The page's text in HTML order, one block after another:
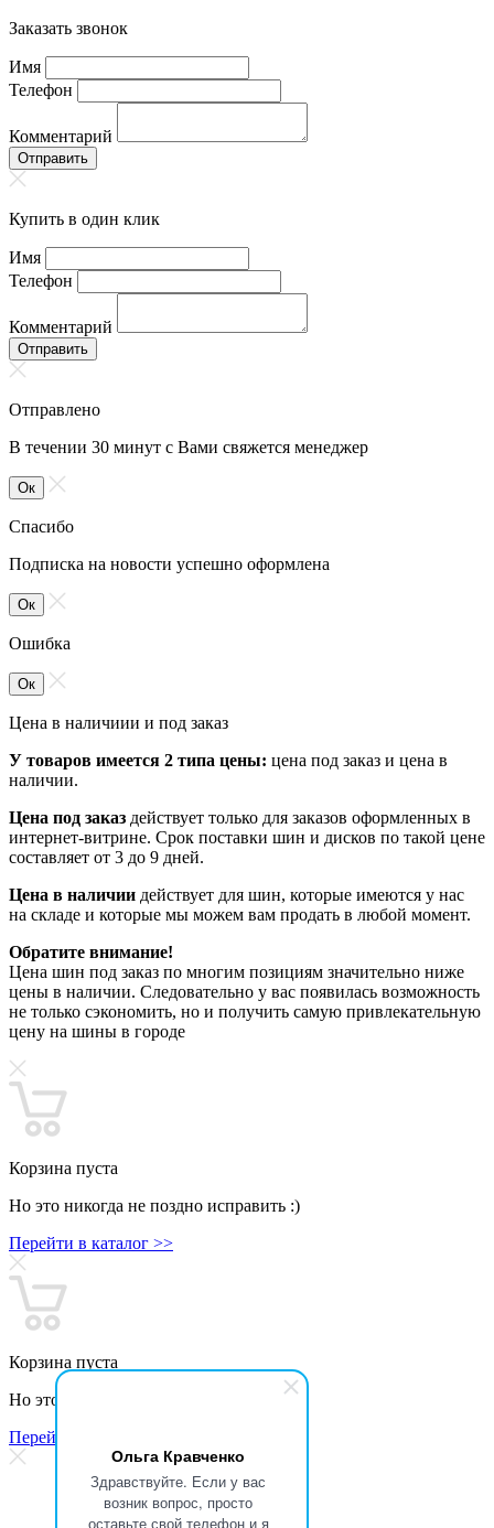
Ольга Кравченко
Здравствуйте. Если у вас
возник вопрос, просто
оставьте свой телефон и я
Заказать звонок
Имя
Телефон
Комментарий
Отправить
Купить в один клик
Имя
Телефон
Комментарий
Отправить
Отправлено
В течении 30 минут с Вами свяжется менеджер
Ок
Спасибо
Подписка на новости успешно оформлена
Ок
Ошибка
Ок
Цена в наличиии и под заказ
У товаров имеется 2 типа цены: цена под заказ и цена в
наличии.
Цена под заказ действует только для заказов оформленных в
интернет-витрине. Срок поставки шин и дисков по такой цене
составляет от 3 до 9 дней.
Цена в наличии действует для шин, которые имеются у нас
на складе и которые мы можем вам продать в любой момент.
Обратите внимание!
Цена шин под заказ по многим позициям значительно ниже
цены в наличии. Следовательно у вас появилась возможность
не только сэкономить, но и получить самую привлекательную
цену на шины в городе
Корзина пуста
Но это никогда не поздно исправить :)
Перейти в каталог >>
Корзина пуста
Но это никогда не поздно исправить :)
Перейти в каталог >>